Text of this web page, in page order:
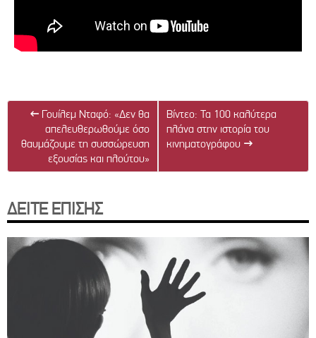
← Γουίλεμ Νταφό: «Δεν θα
απελευθερωθούμε όσο
θαυμάζουμε τη συσσώρευση
εξουσίας και πλούτου»
Βίντεο: Τα 100 καλύτερα
πλάνα στην ιστορία του
κινηματογράφου →
ΔΕΙΤΕ ΕΠΙΣΗΣ